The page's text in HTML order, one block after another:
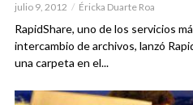
julio 9, 2012 Éricka Duarte Roa
RapidShare, uno de los servicios
intercambio de archivos, lanzó
una carpeta en el...